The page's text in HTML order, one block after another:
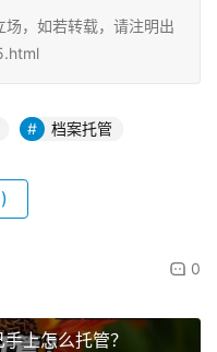
，如若转载，请注明出
档案托管
0
上怎么托管？